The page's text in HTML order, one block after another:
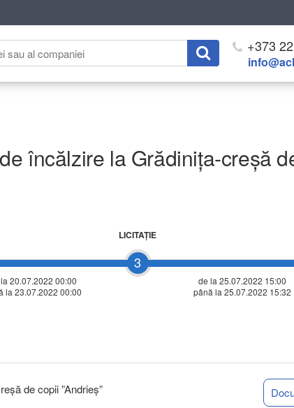
+373
încălzire la Grădinița-creșă
20.07.2022 00:00
la 23.07.2022 00:00
3
LICITAŢIE
de la 25.07.2022 15:00
până la 25.07.2022 15:32
de copii ”Andrieș”